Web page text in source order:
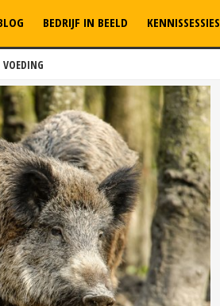
VOEDING
BEDRIJF IN BEELD KENNISSESSIES